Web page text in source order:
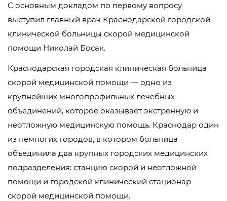
С основным докладом по первому вопросу
выступил главный врач Краснодарской городской
клинической больницы скорой медицинской
помощи Николай Босак.
Краснодарская городская клиническая больница
скорой медицинской помощи — одно из
крупнейших многопрофильных лечебных
объединений, которое оказывает экстренную и
неотложную медицинскую помощь. Краснодар один
из немногих городов, в котором больница
объединила два крупных городских медицинских
подразделения: станцию скорой и неотложной
помощи и городской клинический стационар
скорой медицинской помощи.